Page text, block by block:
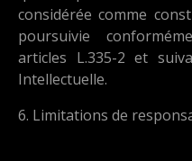
considérée comme
poursuivie
articles L.335-2 et
Intellectuelle.
6. Limitations de